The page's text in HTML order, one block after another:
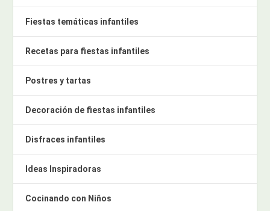
Fiestas temáticas infantiles
Recetas para fiestas infantiles
Postres y tartas
Decoración de fiestas infantiles
Disfraces infantiles
Ideas Inspiradoras
Cocinando con Niños